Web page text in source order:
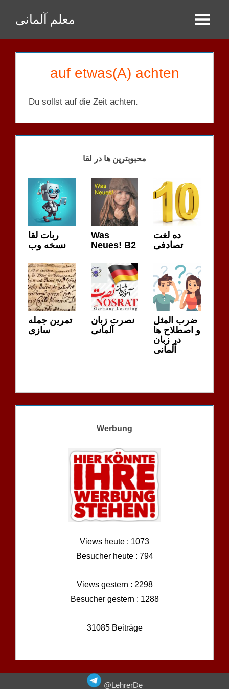
Inhalt
springen
معلم آلمانی Menu
auf etwas(A) achten
Du sollst auf die Zeit achten.
محبوبترین ها در لقا
ربات لقا
نسخه وب
Was
Neues! B2
ده لغت
تصادفی
تمرین جمله
سازی
نصرت زبان
آلمانی
ضرب المثل
و اصطلاح ها
در زبان
آلمانی
Werbung
Views heute : 1073
Besucher heute : 794
Views gestern : 2298
Besucher gestern : 1288
31085 Beiträge
@LehrerDe